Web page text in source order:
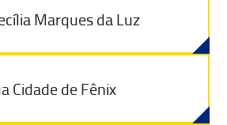
Marques da Luz
Cidade de Fênix